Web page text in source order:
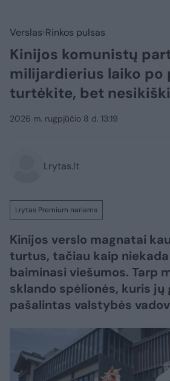
Verslas Rinkos pulsas
Kinijos komunistų
milijardierius laiko po
turtėkite, bet
2026 m. rugpjūčio 8 d. 13:19
Lrytas.lt
Lrytas Premium nariams
Kinijos verslo magnatai
turtus, tačiau kaip
baiminasi viešumos. Tarp
sklando spėlionės, kuris jų
pašalintas valstybės